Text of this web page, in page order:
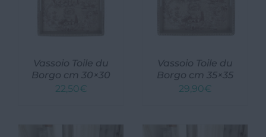
Arredo Bagno
Vassoio Toile du
Borgo cm 30×30
22,50€
Vassoio Toile du
Borgo cm 35×35
29,90€